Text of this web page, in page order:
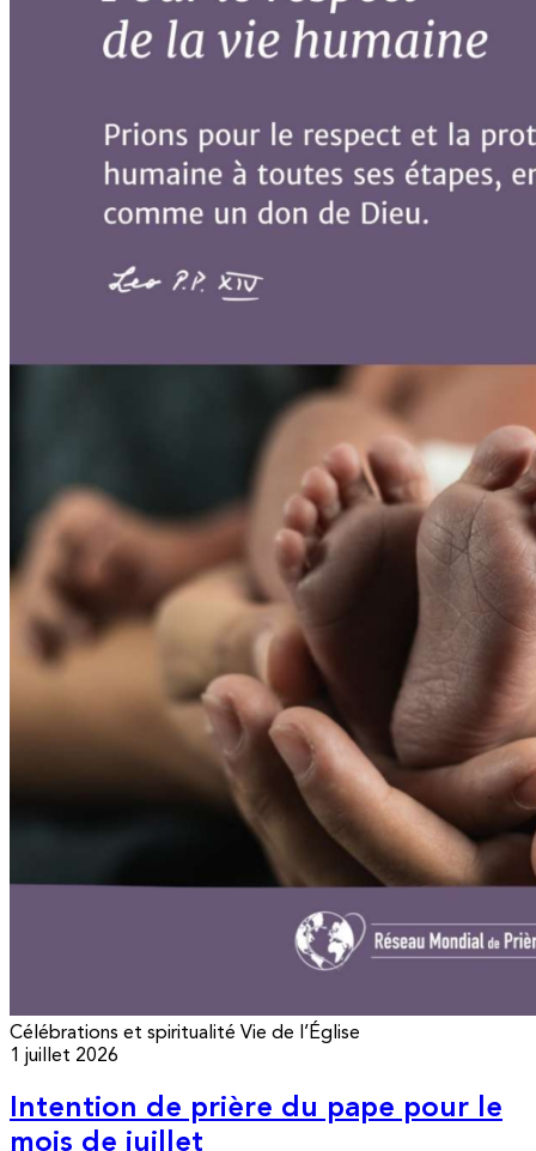
Célébrations et spiritualité Vie de l’Église
1 juillet 2026
Intention de prière du pape pour le
mois de juillet